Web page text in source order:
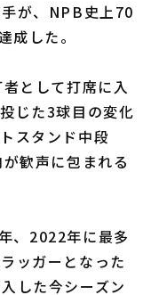
が、NPB史上70
成した。
として打席に入
じた3球目の変化
スタンド中段
歓声に包まれる
、2022年に最多
ッガーとなった
した今シーズン